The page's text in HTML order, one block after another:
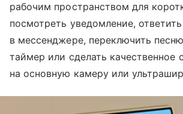
рабочим пространством для
посмотреть уведомление, ответить
в мессенджере, переключить
таймер или сделать качественное
на основную камеру или